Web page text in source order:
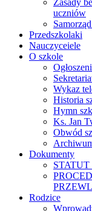
Zasady
uczniów
Przedszkolaki
Nauczyceiele
O szkole
Wykaz
Historia
Hymn
Ks. Jan
Obwód
Dokumenty
STATUT
Rodzice